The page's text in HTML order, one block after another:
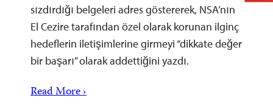
sızdırdığı belgeleri adres göstererek, NSA’nın
El Cezire tarafından özel olarak korunan ilginç
hedeflerin iletişimlerine girmeyi “dikkate değer
bir başarı” olarak addettiğini yazdı.
Read More ›